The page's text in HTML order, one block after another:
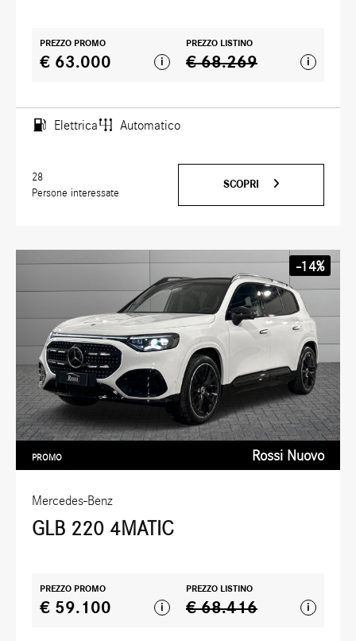
PREZZO PROMO
€ 63.000 i
PREZZO LISTINO
€ 68.269 i
Elettrica Automatico
28
Persone interessate
SCOPRI
Mercedes-Benz
GLB 220 4MATIC
PROMO Rossi Nuovo
-14%
PREZZO PROMO
€ 59.100 i
PREZZO LISTINO
€ 68.416 i